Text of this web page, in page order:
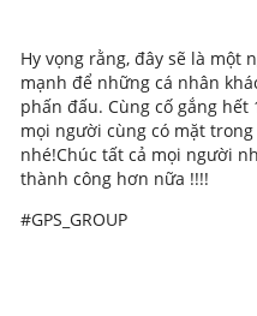
Hy vọng rằng, đây sẽ là một
mạnh để những cá nhân
phấn đấu. Cùng cố gắng hết
mọi người cùng có mặt
nhé!Chúc tất cả mọi người
thành công hơn nữa !!!!
#GPS_GROUP